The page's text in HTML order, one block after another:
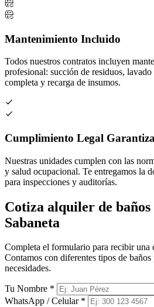
Mantenimiento Incluido
Todos nuestros contratos incluyen
profesional: succión de residuos,
completa y recarga de insumos.
Cumplimiento Legal
Nuestras unidades cumplen con las
y salud ocupacional. Te entregamos la
para inspecciones y auditorías.
Cotiza alquiler de
Sabaneta
Completa el formulario para recibir una
Contamos con diferentes tipos de baños
necesidades.
Tu Nombre *
WhatsApp / Celular *